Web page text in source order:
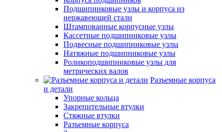
Подшипниковые узлы и корпуса из
нержавеющей стали
Штампованные корпусные узлы
Кассетные подшипниковые узлы
Подвесные подшипниковые узлы
Натяжные подшипниковые узлы
Роликоподшипниковые узлы для
метрических валов
Разъемные корпуса
и детали
Упорные кольца
Закрепительные втулки
Стяжные втулки
Разъемные корпуса